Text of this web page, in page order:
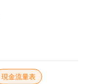
現金流量表